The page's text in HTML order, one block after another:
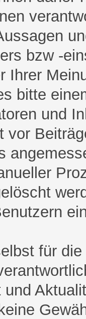
bzw -
Ihrer
bitte
und
vor
für